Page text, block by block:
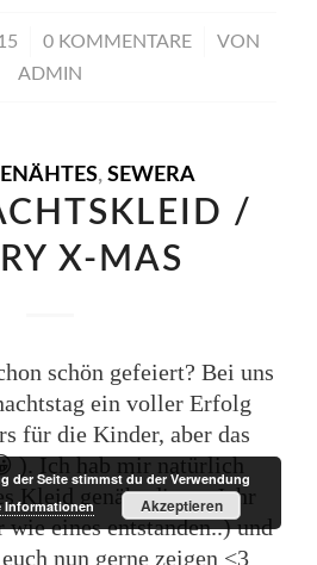
0 KOMMENTARE
/
VON
ADMIN
, SEWERA
/
X-MAS
schön gefeiert? Bei uns
ein voller Erfolg
für die Kinder, aber das
). Ich hab mir natürlich
Kleid genäht dieses Jahr
eines entstanden..) und
nun gerne zeigen <3
der Seite stimmst du der Verwendung
Informationen Akzeptieren